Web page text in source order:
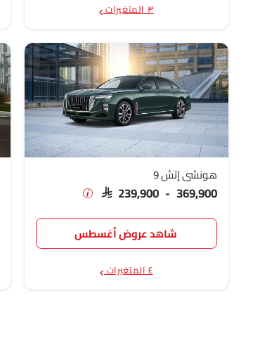
٣ المتغيرات
هونشي إتش 9
SAR 239,900 - 369,900
شاهد عروض أغسطس
٤ المتغيرات